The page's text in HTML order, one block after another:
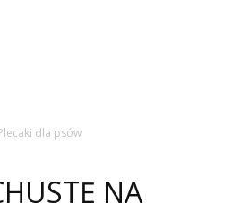
dla psów
NA